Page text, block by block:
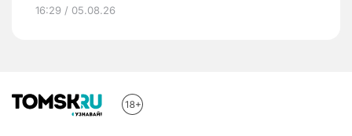
16:29 / 05.08.26